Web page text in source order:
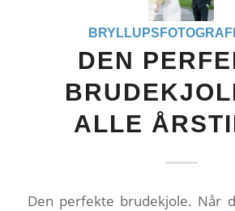
DEN
ALLE
Den perfekte brudekjole. Når